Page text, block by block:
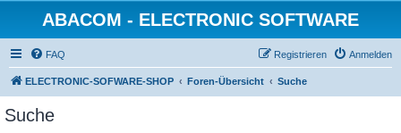
ABACOM - ELECTRONIC SOFTWARE
FAQ Anmelden
Registrieren
ELECTRONIC-SOFWARE-SHOP Foren-Übersicht Suche
Suche